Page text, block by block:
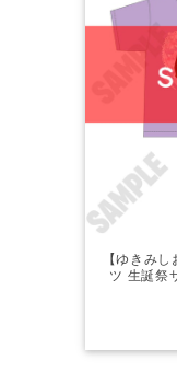
【ゆきみ
ツ 生誕祭